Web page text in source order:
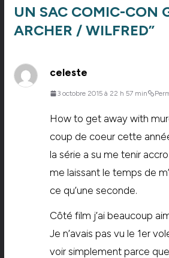
UN SAC COMIC-CON
ARCHER / WILFRED”
celeste
3 octobre 2015 à 22 h 57 min
How to get away with
coup de coeur cette
la série a su me tenir
me laissant le temps de
ce qu’une seconde.
Côté film j’ai beaucoup
Je n’avais pas vu le 1er
voir simplement parce que